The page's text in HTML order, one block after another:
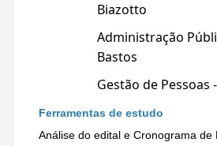
Biazotto
Administração
Bastos
Gestão de Pessoas
Ferramentas de estudo
Análise do edital e Cronograma de